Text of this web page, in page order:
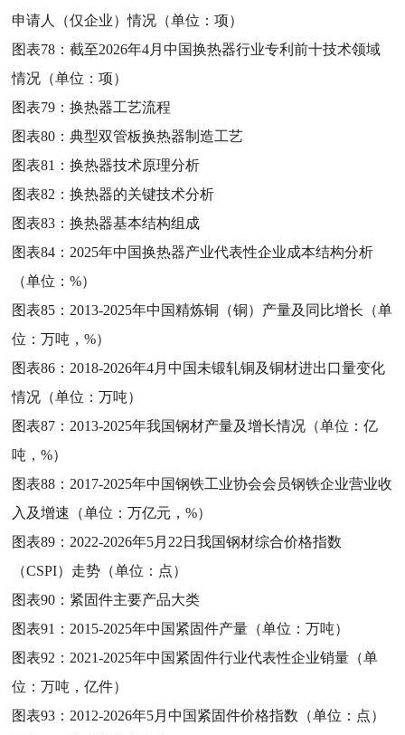
申请人（仅企业）情况（单位：项）
图表78：截至2026年4月中国换热器行业专利前十技术领域
情况（单位：项）
图表79：换热器工艺流程
图表80：典型双管板换热器制造工艺
图表81：换热器技术原理分析
图表82：换热器的关键技术分析
图表83：换热器基本结构组成
图表84： 2025年中国换热器产业代表性企业成本结构分析
（单位：%）
图表85： 2013-2025年中国精炼铜（铜）产量及同比增长（单
位：万吨，%）
图表86： 2018-2026年4月中国未锻轧铜及铜材进出口量变化
情况（单位：万吨）
图表87： 2013-2025年我国钢材产量及增长情况（单位：亿
吨，%）
图表88： 2017-2025年中国钢铁工业协会会员钢铁企业营业收
入及增速（单位：万亿元，%）
图表89： 2022-2026年5月22日我国钢材综合价格指数
（CSPI）走势（单位：点）
图表90： 紧固件主要产品大类
图表91： 2015-2025年中国紧固件产量（单位：万吨）
图表92： 2021-2025年中国紧固件行业代表性企业销量（单
位：万吨，亿件）
图表93： 2012-2026年5月中国紧固件价格指数（单位：点）